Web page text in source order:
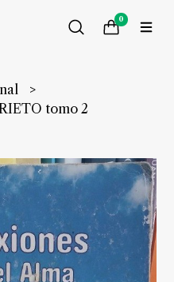
0
tomo 2